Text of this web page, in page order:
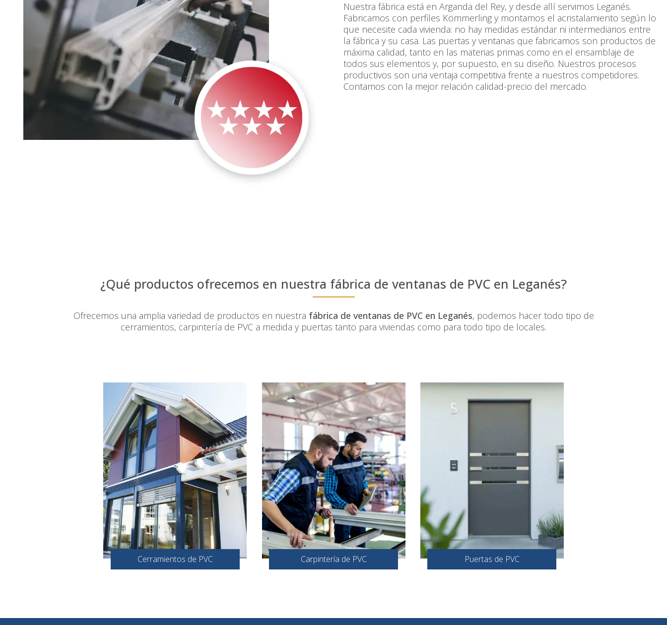
Nuestra fábrica está en Arganda del Rey, y desde allí servimos Leganés.
Fabricamos con perfiles Kömmerling y montamos el acristalamiento según lo
que necesite cada vivienda: no hay medidas estándar ni intermediarios entre
la fábrica y su casa. Las puertas y ventanas que fabricamos son productos de
máxima calidad, tanto en las materias primas como en el ensamblaje de
todos sus elementos y, por supuesto, en su diseño. Nuestros procesos
productivos son una ventaja competitiva frente a nuestros competidores.
Contamos con la mejor relación calidad-precio del mercado.
¿Qué productos ofrecemos en nuestra fábrica de ventanas de PVC en Leganés?
Ofrecemos una amplia variedad de productos en nuestra fábrica de ventanas de PVC en Leganés, podemos hacer todo tipo de
cerramientos, carpintería de PVC a medida y puertas tanto para viviendas como para todo tipo de locales.
Cerramientos de PVC Carpintería de PVC Puertas de PVC